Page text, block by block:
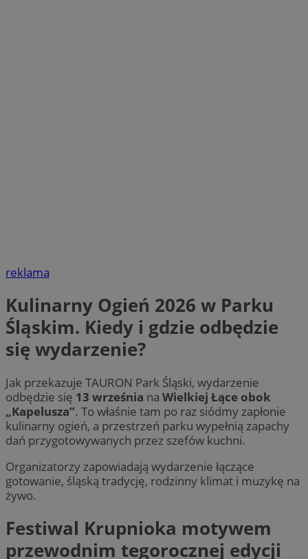
reklama
Kulinarny Ogień 2026 w Parku
Śląskim. Kiedy i gdzie odbędzie
się wydarzenie?
Jak przekazuje TAURON Park Śląski, wydarzenie
odbędzie się 13 września na Wielkiej Łące obok
„Kapelusza”. To właśnie tam po raz siódmy zapłonie
kulinarny ogień, a przestrzeń parku wypełnią zapachy
dań przygotowywanych przez szefów kuchni.
Organizatorzy zapowiadają wydarzenie łączące
gotowanie, śląską tradycję, rodzinny klimat i muzykę na
żywo.
Festiwal Krupnioka motywem
przewodnim tegorocznej edycji